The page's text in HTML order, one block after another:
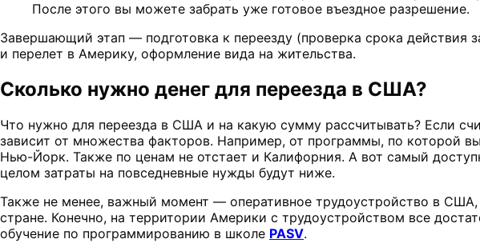
После этого вы можете забрать уже готовое въездное разрешение.
Завершающий этап — подготовка к переезду (проверка срока действия
и перелет в Америку, оформление вида на жительства.
Сколько нужно денег для переезда в США?
Что нужно для переезда в США и на какую сумму рассчитывать? Если
зависит от множества факторов. Например, от программы, по которой
Нью-Йорк. Также по ценам не отстает и Калифорния. А вот самый
целом затраты на повседневные нужды будут ниже.
Также не менее, важный момент — оперативное трудоустройство в
стране. Конечно, на территории Америки с трудоустройством все
обучение по программированию в школе PASV.